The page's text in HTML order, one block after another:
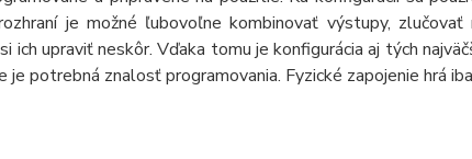
je možné ľubovoľne kombinovať výstupy,
upraviť neskôr. Vďaka tomu je konfigurácia aj tých
potrebná znalosť programovania. Fyzické zapojenie hrá